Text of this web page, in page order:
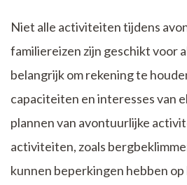
Niet alle activiteiten tijdens
familiereizen zijn geschikt voor
belangrijk om rekening te
capaciteiten en interesses van
plannen van avontuurlijke
activiteiten, zoals
kunnen beperkingen hebben